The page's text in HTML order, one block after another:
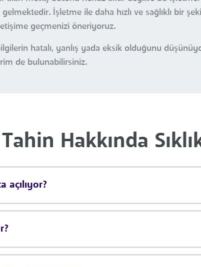
İşletme ile daha hızlı ve sağlıklı bir
geçmenizi öneriyoruz.
hatalı, yanlış yada eksik olduğunu
de bulunabilirsiniz.
Tahin Hakkında
açılıyor?